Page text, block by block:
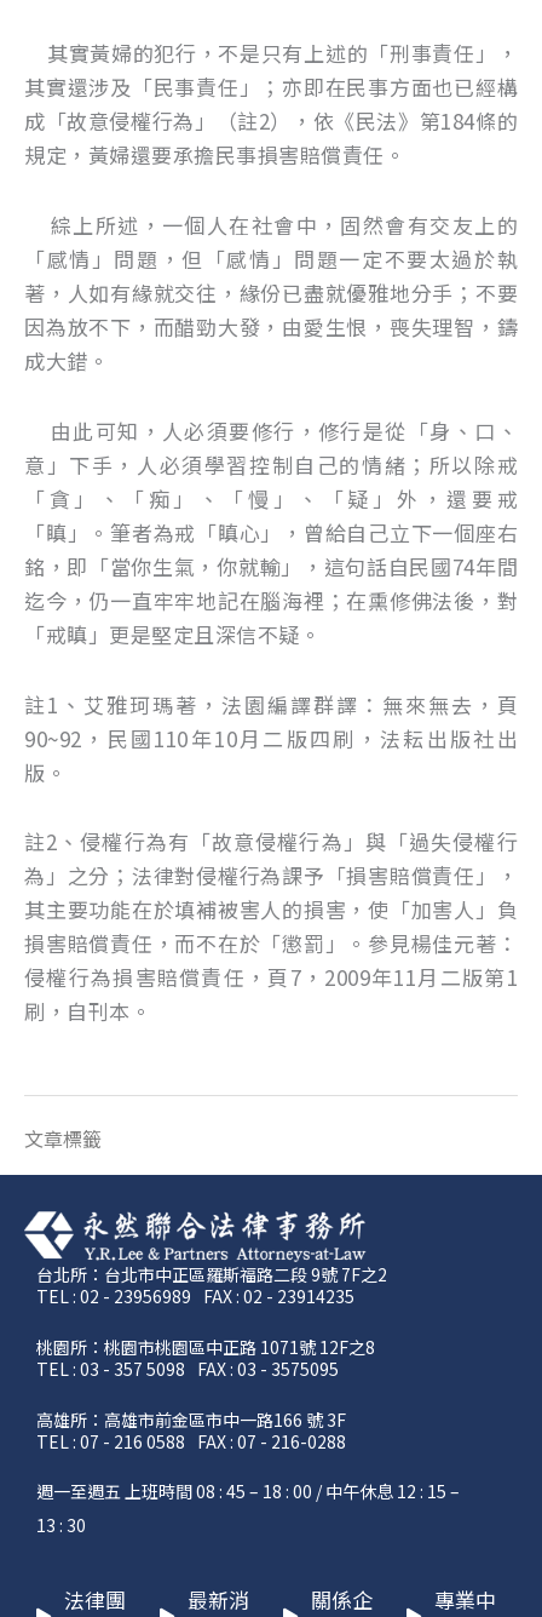
其實黃婦的犯行，不是只有上述的「刑事責任」，
其實還涉及「民事責任」；亦即在民事方面也已經構
成「故意侵權行為」（註2），依《民法》第184條的
規定，黃婦還要承擔民事損害賠償責任。
綜上所述，一個人在社會中，固然會有交友上的
「感情」問題，但「感情」問題一定不要太過於執
著，人如有緣就交往，緣份已盡就優雅地分手；不要
因為放不下，而醋勁大發，由愛生恨，喪失理智，鑄
成大錯。
由此可知，人必須要修行，修行是從「身、口、
意」下手，人必須學習控制自己的情緒；所以除戒
「貪」、「痴」、「慢」、「疑」外，還要戒
「瞋」。筆者為戒「瞋心」，曾給自己立下一個座右
銘，即「當你生氣，你就輸」，這句話自民國74年間
迄今，仍一直牢牢地記在腦海裡；在熏修佛法後，對
「戒瞋」更是堅定且深信不疑。
註1、艾雅珂瑪著，法園編譯群譯：無來無去，頁
90~92，民國110年10月二版四刷，法耘出版社出
版。
註2、侵權行為有「故意侵權行為」與「過失侵權行
為」之分；法律對侵權行為課予「損害賠償責任」，
其主要功能在於填補被害人的損害，使「加害人」負
損害賠償責任，而不在於「懲罰」。參見楊佳元著：
侵權行為損害賠償責任，頁7，2009年11月二版第1
刷，自刊本。
文章標籤
台北所：台北市中正區羅斯福路二段 9號 7F之2
TEL : 02 - 23956989 FAX : 02 - 23914235
桃園所：桃園市桃園區中正路 1071號 12F之8
TEL : 03 - 357 5098 FAX : 03 - 3575095
高雄所：高雄市前金區市中一路166 號 3F
TEL : 07 - 216 0588 FAX : 07 - 216-0288
週一至週五 上班時間 08 : 45 – 18 : 00 / 中午休息 12 : 15 –
13 : 30
法律團
最新消
關係企
專業中